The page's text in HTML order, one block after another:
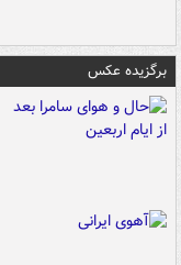
برگزیده عکس